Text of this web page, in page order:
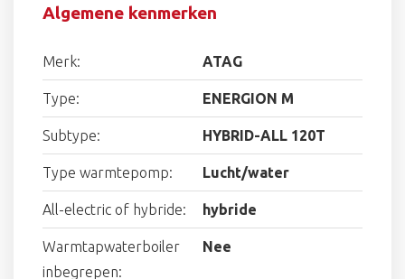
Algemene kenmerken
Merk: ATAG
Type: ENERGION M
Subtype: HYBRID-ALL 120T
Type warmtepomp: Lucht/water
All-electric of hybride: hybride
Warmtapwaterboiler
inbegrepen:
Nee